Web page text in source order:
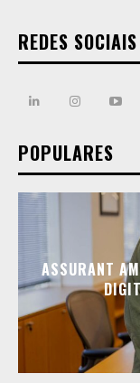
REDES SOCIAIS
POPULARES
ASSURANT